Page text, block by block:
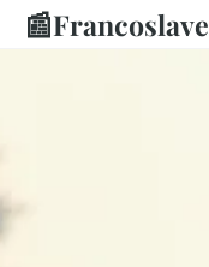
📰Francoslave